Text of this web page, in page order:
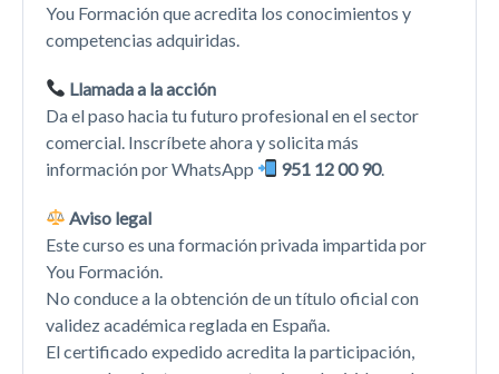
You Formación que acredita los conocimientos y
competencias adquiridas.
Llamada a la acción
Da el paso hacia tu futuro profesional en el sector
comercial. Inscríbete ahora y solicita más
información por WhatsApp
951 12 00 90.
Aviso legal
Este curso es una formación privada impartida por
You Formación.
No conduce a la obtención de un título oficial con
validez académica reglada en España.
El certificado expedido acredita la participación,